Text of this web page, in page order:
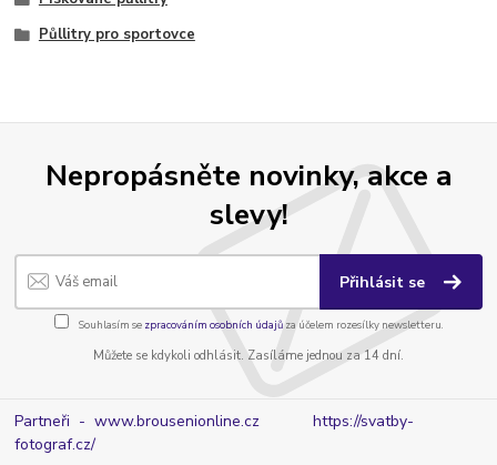
Půllitry pro sportovce
Nepropásněte novinky, akce a
slevy!
Přihlásit se
Souhlasím se zpracováním osobních údajůza účelem rozesílky newsletteru.
Můžete se kdykoli odhlásit. Zasíláme jednou za 14 dní.
Partneři - www.brousenionline.czhttps://svatby-
fotograf.cz/